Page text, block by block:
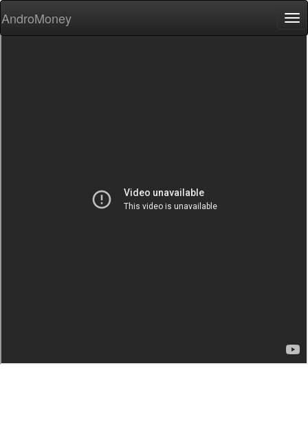
AndroMoney